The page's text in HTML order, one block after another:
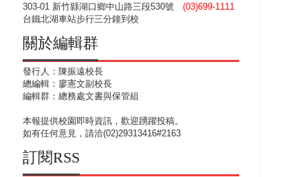
303-01 新竹縣湖口鄉中山路三段530號 (03)699-1111
台鐵北湖車站步行三分鐘到校
關於編輯群
發行人：陳振遠校長
總編輯：廖憲文副校長
編輯群：總務處文書與保管組
本報提供校園即時資訊，歡迎踴躍投稿。
如有任何意見，請洽(02)29313416#2163
訂閱RSS